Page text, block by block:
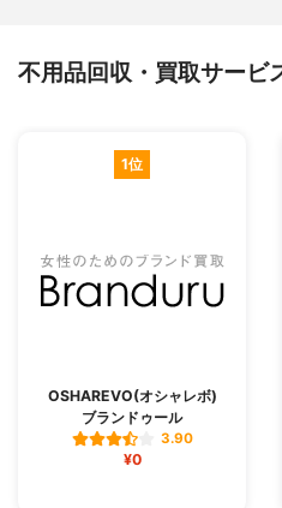
不用品回収・買取サービ
1位
OSHAREVO(オシャレボ)
ブランドゥール
3.90
¥0